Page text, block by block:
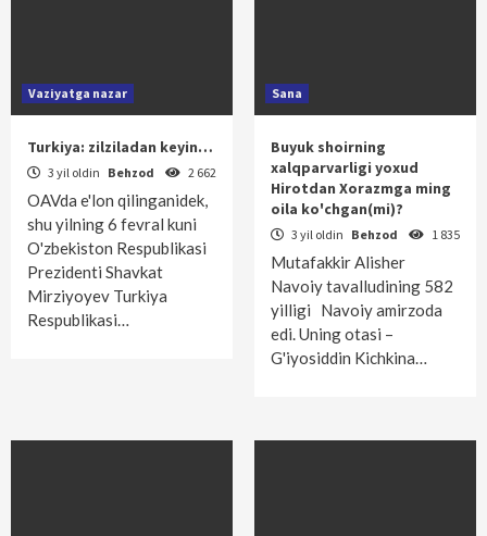
Vaziyatga nazar
Turkiya: zilziladan keyin…
3 yil oldin Behzod 2 662
OAVda e'lon qilinganidek,
shu yilning 6 fevral kuni
O'zbekiston Respublikasi
Prezidenti Shavkat
Mirziyoyev Turkiya
Respublikasi…
Sana
Buyuk shoirning
xalqparvarligi yoxud
Hirotdan Xorazmga ming
oila ko'chgan(mi)?
3 yil oldin Behzod 1 835
Mutafakkir Alisher
Navoiy tavalludining 582
yilligi Navoiy amirzoda
edi. Uning otasi –
G'iyosiddin Kichkina…